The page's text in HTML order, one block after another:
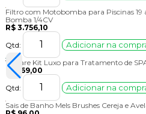
Filtro com Motobomba para Piscinas 19
Bomba 1/4CV
R$ 3.756,10
Qtd:
Adicionar na
YuCare Kit Luxo para Tratamento de
R$ 169,00
Qtd:
Adicionar na
Sais de Banho Mels Brushes Cereja e